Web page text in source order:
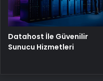
Datahost İle Güvenilir
Sunucu Hizmetleri